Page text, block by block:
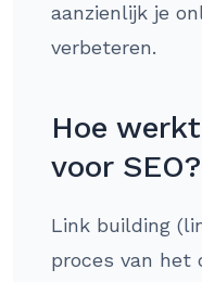
aanzienlijk je
verbeteren.
Hoe
voor SEO?
Link building
proces van het